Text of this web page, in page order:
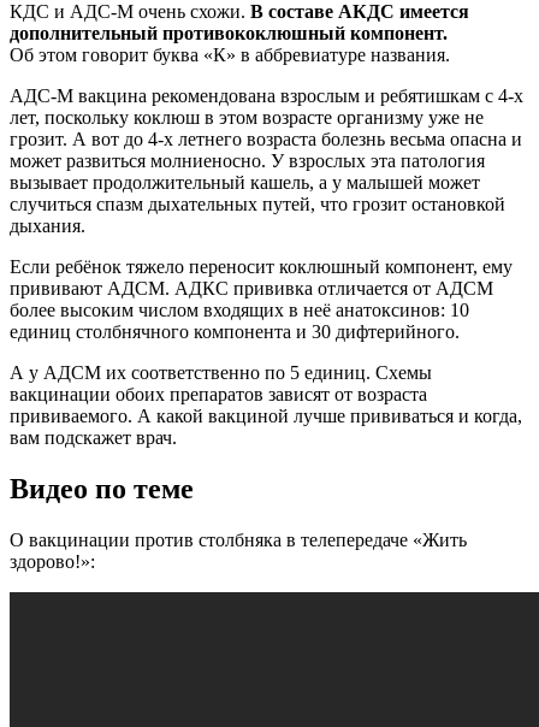
КДС и АДС-М очень схожи. В составе АКДС имеется
дополнительный противококлюшный компонент.
Об этом говорит буква «К» в аббревиатуре названия.
АДС-М вакцина рекомендована взрослым и ребятишкам с 4-х
лет, поскольку коклюш в этом возрасте организму уже не
грозит. А вот до 4-х летнего возраста болезнь весьма опасна и
может развиться молниеносно. У взрослых эта патология
вызывает продолжительный кашель, а у малышей может
случиться спазм дыхательных путей, что грозит остановкой
дыхания.
Если ребёнок тяжело переносит коклюшный компонент, ему
прививают АДСМ. АДКС прививка отличается от АДСМ
более высоким числом входящих в неё анатоксинов: 10
единиц столбнячного компонента и 30 дифтерийного.
А у АДСМ их соответственно по 5 единиц. Схемы
вакцинации обоих препаратов зависят от возраста
прививаемого. А какой вакциной лучше прививаться и когда,
вам подскажет врач.
Видео по теме
О вакцинации против столбняка в телепередаче «Жить
здорово!»: